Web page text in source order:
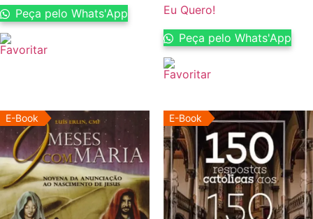
Peça pelo Whats'App
Eu Quero!
Peça pelo Whats'App
E-Book E-Book